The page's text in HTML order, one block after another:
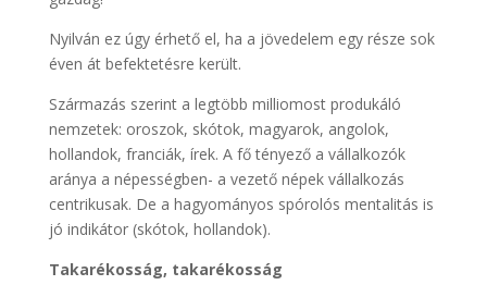
Nyilván ez úgy érhető el, ha a jövedelem egy része sok
éven át befektetésre került.
Származás szerint a legtöbb milliomost produkáló
nemzetek: oroszok, skótok, magyarok, angolok,
hollandok, franciák, írek. A fő tényező a vállalkozók
aránya a népességben- a vezető népek vállalkozás
centrikusak. De a hagyományos spórolós mentalitás is
jó indikátor (skótok, hollandok).
Takarékosság, takarékosság